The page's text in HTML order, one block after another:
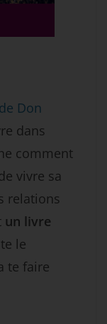
Don
dans
comment
vivre sa
relations
un livre
le
te faire